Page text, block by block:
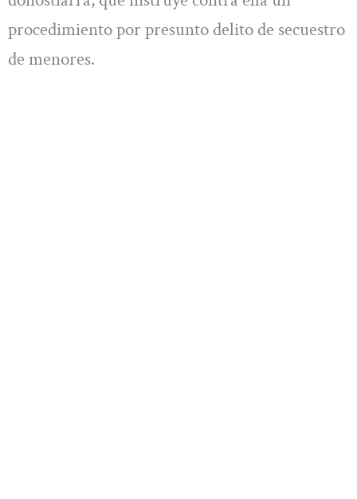
procedimiento por presunto delito de secuestro
de menores.